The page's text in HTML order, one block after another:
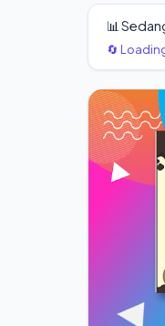
📊
🔄